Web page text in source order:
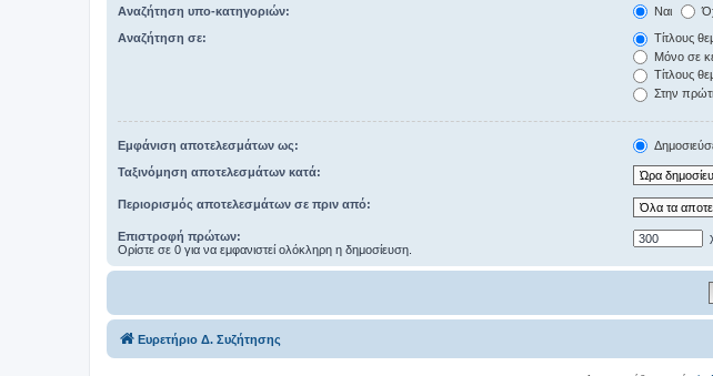
Αναζήτηση υπο-κατηγοριών: Ναι
Αναζήτηση σε:
Τίτλους
Μόνο σε
Τίτλους
Στην
Εμφάνιση αποτελεσμάτων ως:
Ταξινόμηση αποτελεσμάτων κατά:
Περιορισμός αποτελεσμάτων σε πριν από:
Επιστροφή πρώτων:
Ορίστε σε 0 για να εμφανιστεί ολόκληρη η δημοσίευση.
Ευρετήριο Δ. Συζήτησης